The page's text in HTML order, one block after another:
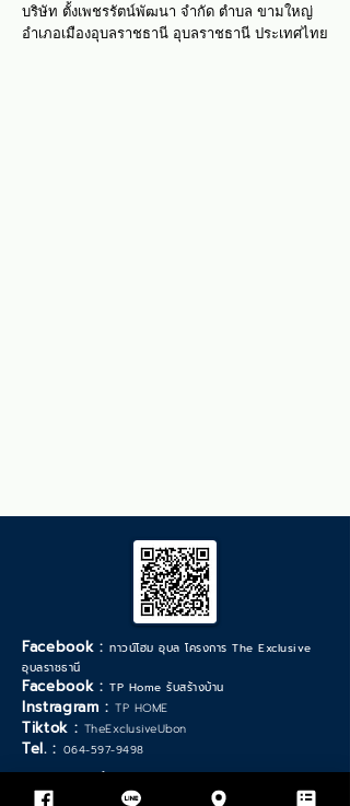
บริษัท ตั้งเพชรรัตน์พัฒนา จำกัด ตำบล ขามใหญ่
อำเภอเมืองอุบลราชธานี อุบลราชธานี ประเทศไทย
Facebook :ทาวน์โฮม อุบล โครงการ The Exclusive
อุบลราชธานี
Facebook :TP Home รับสร้างบ้าน
Instragram : TP HOME
Tiktok : TheExclusiveUbon
Tel. : 064-597-9498
*วันเวลาทำการ จันทร์ - เสาร์ :9.00 - 17.30น